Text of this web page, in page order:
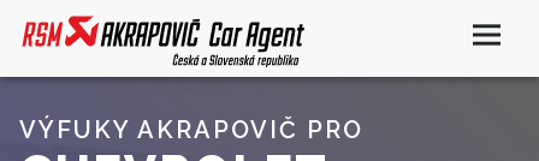
VÝFUKY AKRAPOVIČ PRO